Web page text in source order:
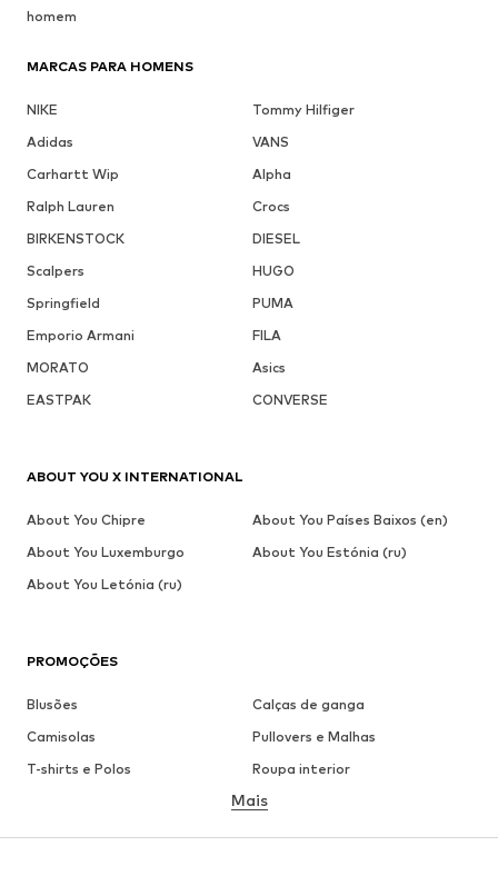
homem
MARCAS PARA HOMENS
NIKE
Tommy Hilfiger
Adidas
VANS
Carhartt Wip
Alpha
Ralph Lauren
Crocs
BIRKENSTOCK
DIESEL
Scalpers
HUGO
Springfield
PUMA
Emporio Armani
FILA
MORATO
Asics
EASTPAK
CONVERSE
PROMOÇÕES
Blusões
Calças de ganga
Camisolas
Pullovers e Malhas
T-shirts e Polos
Roupa interior
Camisas
Mais
ABOUT YOU X INTERNATIONAL
About You Chipre
About You Países Baixos (en)
About You Luxemburgo
About You Estónia (ru)
About You Letónia (ru)